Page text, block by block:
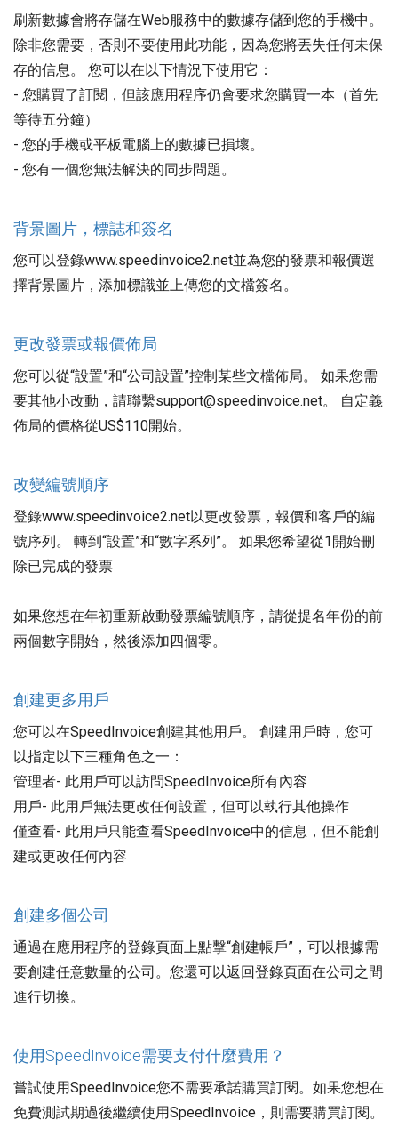
刷新數據會將存儲在Web服務中的數據存儲到您的手機中。
除非您需要，否則不要使用此功能，因為您將丟失任何未保
存的信息。 您可以在以下情況下使用它：
- 您購買了訂閱，但該應用程序仍會要求您購買一本（首先
等待五分鐘）
- 您的手機或平板電腦上的數據已損壞。
- 您有一個您無法解決的同步問題。
背景圖片，標誌和簽名
您可以登錄www.speedinvoice2.net並為您的發票和報價選
擇背景圖片，添加標識並上傳您的文檔簽名。
更改發票或報價佈局
您可以從“設置”和“公司設置”控制某些文檔佈局。 如果您需
要其他小改動，請聯繫support@speedinvoice.net。 自定義
佈局的價格從US$110開始。
改變編號順序
登錄www.speedinvoice2.net以更改發票，報價和客戶的編
號序列。 轉到“設置”和“數字系列”。 如果您希望從1開始刪
除已完成的發票
如果您想在年初重新啟動發票編號順序，請從提名年份的前
兩個數字開始，然後添加四個零。
創建更多用戶
您可以在SpeedInvoice創建其他用戶。 創建用戶時，您可
以指定以下三種角色之一：
管理者- 此用戶可以訪問SpeedInvoice所有內容
用戶- 此用戶無法更改任何設置，但可以執行其他操作
僅查看- 此用戶只能查看SpeedInvoice中的信息，但不能創
建或更改任何內容
創建多個公司
通過在應用程序的登錄頁面上點擊“創建帳戶”，可以根據需
要創建任意數量的公司。您還可以返回登錄頁面在公司之間
進行切換。
使用SpeedInvoice需要支付什麼費用？
嘗試使用SpeedInvoice您不需要承諾購買訂閱。如果您想在
免費測試期過後繼續使用SpeedInvoice，則需要購買訂閱。